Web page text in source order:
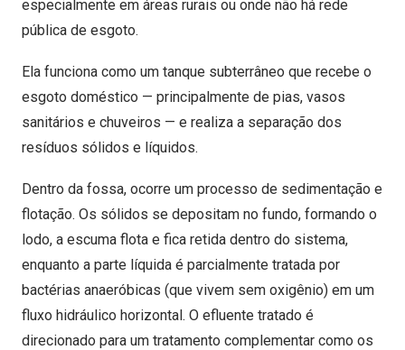
especialmente em áreas rurais ou onde não há rede
pública de esgoto.
Ela funciona como um tanque subterrâneo que recebe o
esgoto doméstico — principalmente de pias, vasos
sanitários e chuveiros — e realiza a separação dos
resíduos sólidos e líquidos.
Dentro da fossa, ocorre um processo de sedimentação e
flotação. Os sólidos se depositam no fundo, formando o
lodo, a escuma flota e fica retida dentro do sistema,
enquanto a parte líquida é parcialmente tratada por
bactérias anaeróbicas (que vivem sem oxigênio) em um
fluxo hidráulico horizontal. O efluente tratado é
direcionado para um tratamento complementar como os